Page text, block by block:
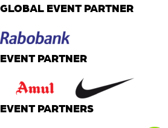
GLOBAL EVENT PARTNER
EVENT PARTNER
EVENT PARTNERS